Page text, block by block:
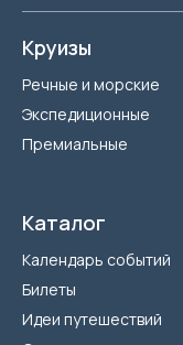
Круизы
Речные и морские
Экспедиционные
Премиальные
Каталог
Календарь событий
Билеты
Идеи путешествий